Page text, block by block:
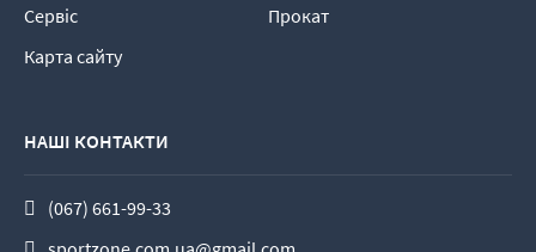
Сервіс
Прокат
Карта сайту
НАШІ КОНТАКТИ
(067) 661-99-33